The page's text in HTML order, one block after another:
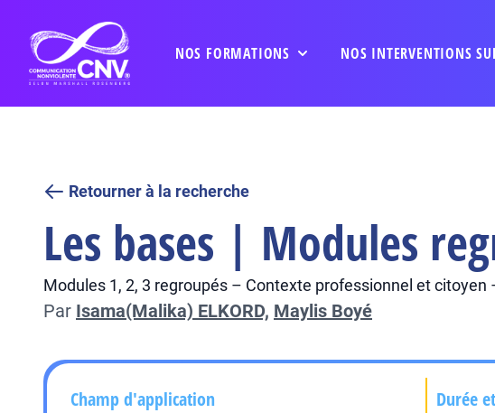
NOS FORMATIONS NOS INTERVENTIONS
Retourner à la recherche
Les bases | Modules
Modules 1, 2, 3 regroupés – Contexte professionnel et
Par Isama(Malika) ELKORD, Maylis Boyé
Champ d'application Durée